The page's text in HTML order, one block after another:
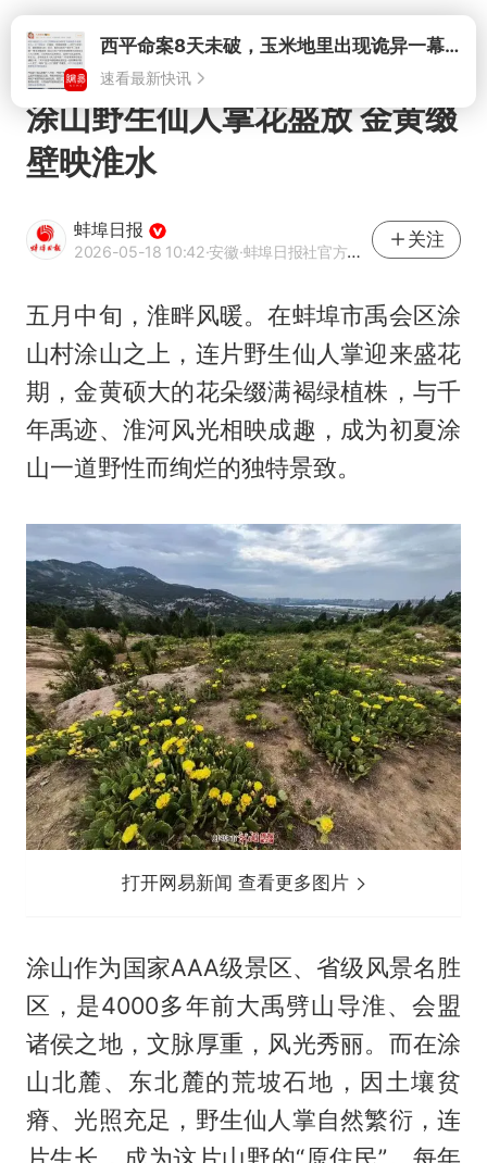
打开西平命案8天未破，玉米地里出现诡异一幕，我突然想起了欧金中
速看最新快讯
涂山野生仙人掌花盛放 金黄缀
壁映淮水
蚌埠日报
2026-05-18 10:42·安徽·蚌埠日报社官方网易号
关注
五月中旬，淮畔风暖。在蚌埠市禹会区涂
山村涂山之上，连片野生仙人掌迎来盛花
期，金黄硕大的花朵缀满褐绿植株，与千
年禹迹、淮河风光相映成趣，成为初夏涂
山一道野性而绚烂的独特景致。
打开网易新闻 查看更多图片
涂山作为国家AAA级景区、省级风景名胜
区，是4000多年前大禹劈山导淮、会盟
诸侯之地，文脉厚重，风光秀丽。而在涂
山北麓、东北麓的荒坡石地，因土壤贫
瘠、光照充足，野生仙人掌自然繁衍，连